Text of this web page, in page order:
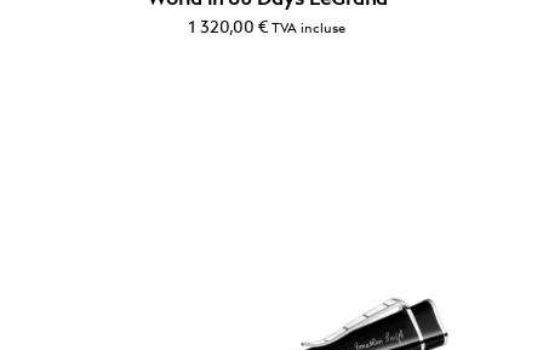
1 320,00 € TVA incluse